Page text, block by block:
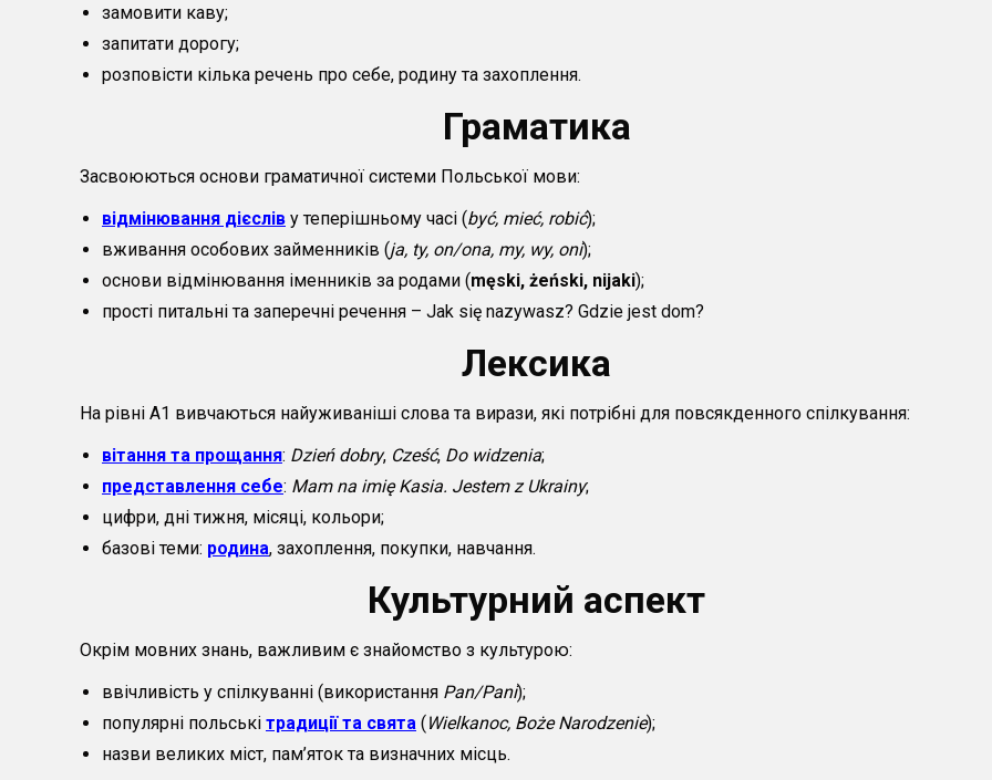
замовити каву;
запитати дорогу;
розповісти кілька речень про себе, родину та захоплення.
Граматика
Засвоюються основи граматичної системи Польської мови:
відмінювання дієслів у теперішньому часі (być, mieć, robić);
вживання особових займенників (ja, ty, on/ona, my, wy, oni);
основи відмінювання іменників за родами (męski, żeński, nijaki);
прості питальні та заперечні речення – Jak się nazywasz? Gdzie jest dom?
Лексика
На рівні А1 вивчаються найуживаніші слова та вирази, які потрібні для повсякденного спілкування:
вітання та прощання: Dzień dobry, Cześć, Do widzenia;
представлення себе: Mam na imię Kasia. Jestem z Ukrainy;
цифри, дні тижня, місяці, кольори;
базові теми: родина, захоплення, покупки, навчання.
Культурний аспект
Окрім мовних знань, важливим є знайомство з культурою:
ввічливість у спілкуванні (використання Pan/Pani);
популярні польські традиції та свята (Wielkanoc, Boże Narodzenie);
назви великих міст, пам’яток та визначних місць.